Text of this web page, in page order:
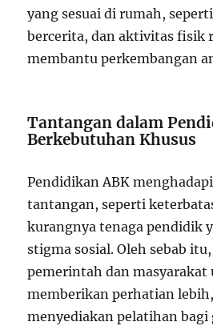
yang sesuai di rumah,
bercerita, dan aktivitas fisik
membantu perkembangan
Tantangan dalam
Berkebutuhan Khusus
Pendidikan ABK
tantangan, seperti
kurangnya tenaga pendidik
stigma sosial. Oleh sebab
pemerintah dan masyarakat
memberikan perhatian
menyediakan pelatihan bagi